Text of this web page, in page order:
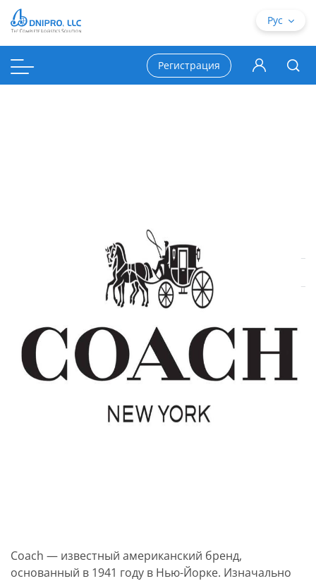
Coach — известный американский бренд,
основанный в 1941 году в Нью-Йорке. Изначально
Рус
Регистрация